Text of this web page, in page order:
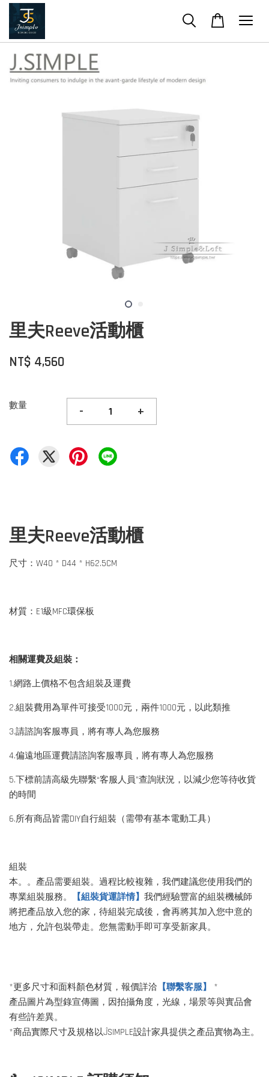
里夫Reeve活動櫃
NT$ 4,560
數量 - +
里夫Reeve活動櫃
尺寸：W40 * D44 * H62.5CM
材質：E1級MFC環保板
相關運費及組裝：
1.網路上價格不包含組裝及運費
2.組裝費用為單件可接受1000元，兩件1000元，以此類推
3.請諮詢客服專員，將有專人為您服務
4.偏遠地區運費請諮詢客服專員，將有專人為您服務
5.下標前請高級先聯繫“客服人員”查詢狀況，以減少您等待收貨
的時間
6.所有商品皆需DIY自行組裝（需帶有基本電動工具）
組裝
本。。產品需要組裝。過程比較複雜，我們建議您使用我們的
專業組裝服務。
【組裝貨運詳情】 我們經驗豐富的組裝機械師
將把產品放入您的家，待組裝完成後，會再將其加入您中意的
地方，允許包裝帶走。您無需動手即可享受新家具。
*更多尺寸和面料顏色材質，報價詳洽 【聯繫客服】
*
產品圖片為型錄宣傳圖，因拍攝角度，光線，場景等與實品會
有些許差異。
*商品實際尺寸及規格以ĴSIMPLE設計家具提供之產品實物為主。